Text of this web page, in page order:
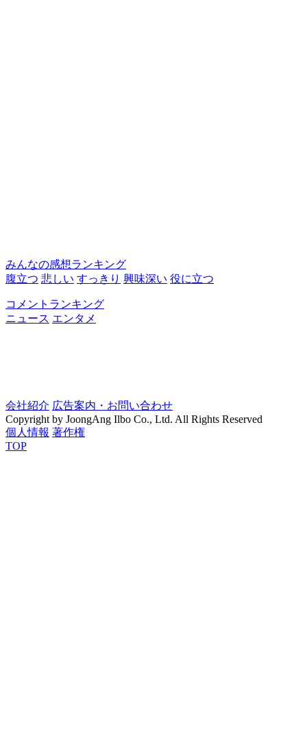
みんなの感想ランキング
腹立つ 悲しい すっきり 興味深い 役に立つ
コメントランキング
ニュース エンタメ
会社紹介 広告案内・お問い合わせ
Copyright by JoongAng Ilbo Co., Ltd. All Rights Reserved
個人情報 著作権
TOP